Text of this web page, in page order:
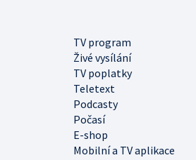
TV program
Živé vysílání
TV poplatky
Teletext
Podcasty
Počasí
E-shop
Mobilní a TV aplikace